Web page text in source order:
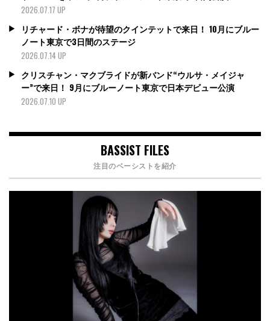
2026.07.17 UP
リチャード・ボナが待望のクインテットで来日！ 10月にブルー
ノート東京で3日間のステージ
2026.07.14 UP
クリスチャン・マクブライドが新バンド“ウルサ・メイジャ
ー”で来日！ 9月にブルーノート東京で日本デビュー公演
2026.07.10 UP
BASSIST FILES
注目のベーシストを紹介